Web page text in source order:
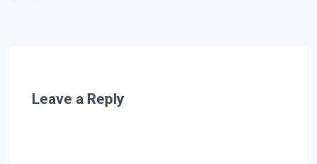
Leave a Reply